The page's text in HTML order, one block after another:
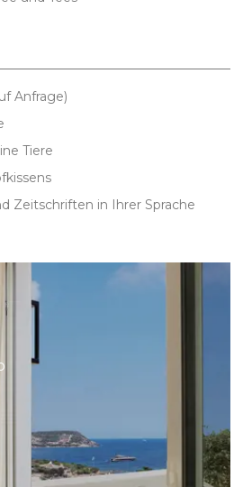
Anfrage)
Tiere
Zeitschriften in Ihrer Sprache